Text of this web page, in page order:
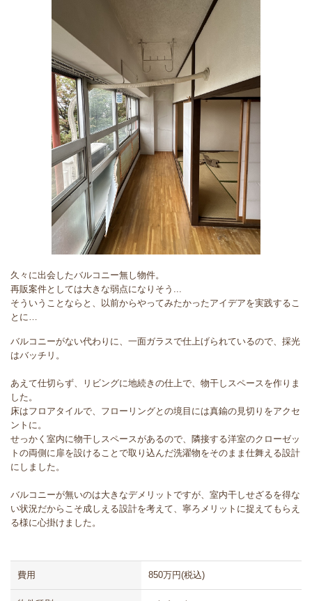
久々に出会したバルコニー無し物件。
再販案件としては大きな弱点になりそう...
そういうことならと、以前からやってみたかったアイデアを実践するこ
とに…
バルコニーがない代わりに、一面ガラスで仕上げられているので、採光
はバッチリ。
あえて仕切らず、リビングに地続きの仕上で、物干しスペースを作りま
した。
床はフロアタイルで、フローリングとの境目には真鍮の見切りをアクセ
ントに。
せっかく室内に物干しスペースがあるので、隣接する洋室のクローゼッ
トの両側に扉を設けることで取り込んだ洗濯物をそのまま仕舞える設計
にしました。
バルコニーが無いのは大きなデメリットですが、室内干しせざるを得な
い状況だからこそ成しえる設計を考えて、寧ろメリットに捉えてもらえ
る様に心掛けました。
費用 850万円(税込)